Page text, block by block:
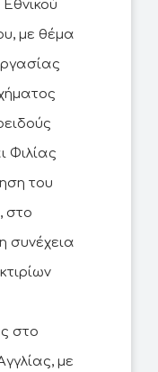
με θέμα
Φιλίας
του
στο
συνέχεια
στο
με